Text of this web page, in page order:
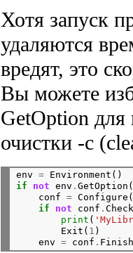
Хотя запуск
удаляются
вредят, это
Вы можете
GetOption для
очистки -c
env = Environment()
if
not env . GetOption(
    conf
=
if
not conf .
print (
        Exit(
1 )
    env
= conf .